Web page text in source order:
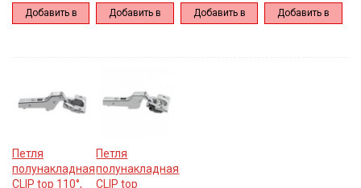
Добавить в
Добавить в
Добавить в
Добавить в
Петля
полунакладная
CLIP top 110°,
Петля
полунакладная
CLIP top